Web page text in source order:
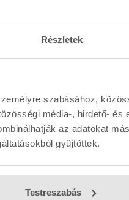
Részletek
szabásához,
média-, hirdető-
az adatokat
gyűjtöttek.
Testreszabás